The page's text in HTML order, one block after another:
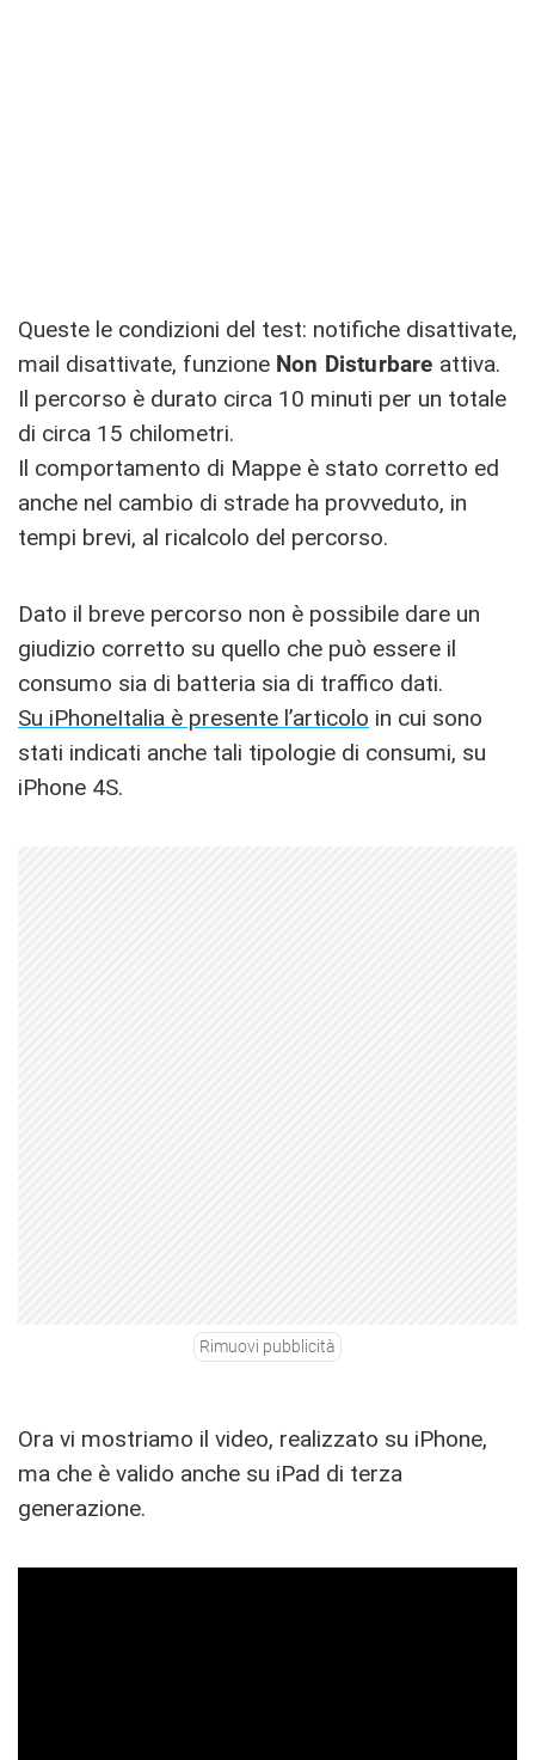
Queste le condizioni del test: notifiche disattivate,
mail disattivate, funzione Non Disturbare attiva.
Il percorso è durato circa 10 minuti per un totale
di circa 15 chilometri.
Il comportamento di Mappe è stato corretto ed
anche nel cambio di strade ha provveduto, in
tempi brevi, al ricalcolo del percorso.
Dato il breve percorso non è possibile dare un
giudizio corretto su quello che può essere il
consumo sia di batteria sia di traffico dati.
Su iPhoneItalia è presente l’articolo in cui sono
stati indicati anche tali tipologie di consumi, su
iPhone 4S.
Rimuovi pubblicità
Ora vi mostriamo il video, realizzato su iPhone,
ma che è valido anche su iPad di terza
generazione.